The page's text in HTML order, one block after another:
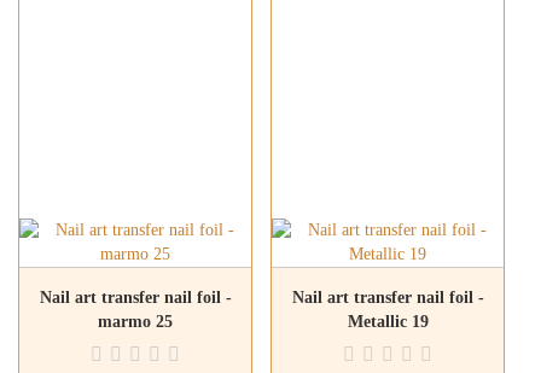
Nail art transfer nail foil -
marmo 25
Nail art transfer nail foil -
Metallic 19